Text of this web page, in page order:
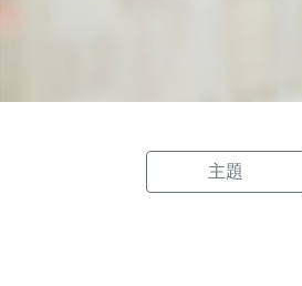
主題